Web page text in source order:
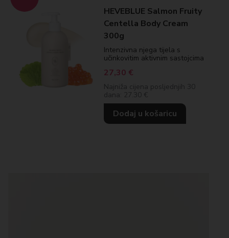
HEVEBLUE Salmon Fruity
Centella Body Cream
300g
Intenzivna njega tijela s
učinkovitim aktivnim sastojcima
27,30 €
Najniža cijena posljednjih 30
dana: 27.30 €
Dodaj u košaricu